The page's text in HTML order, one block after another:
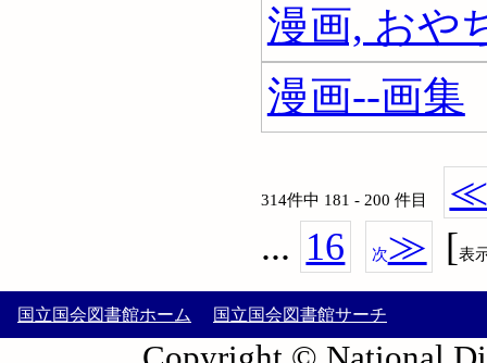
漫画, おや
漫画--画集
314件中 181 - 200 件目
... 16 次≫ [表
国立国会図書館ホーム 国立国会図書館サーチ